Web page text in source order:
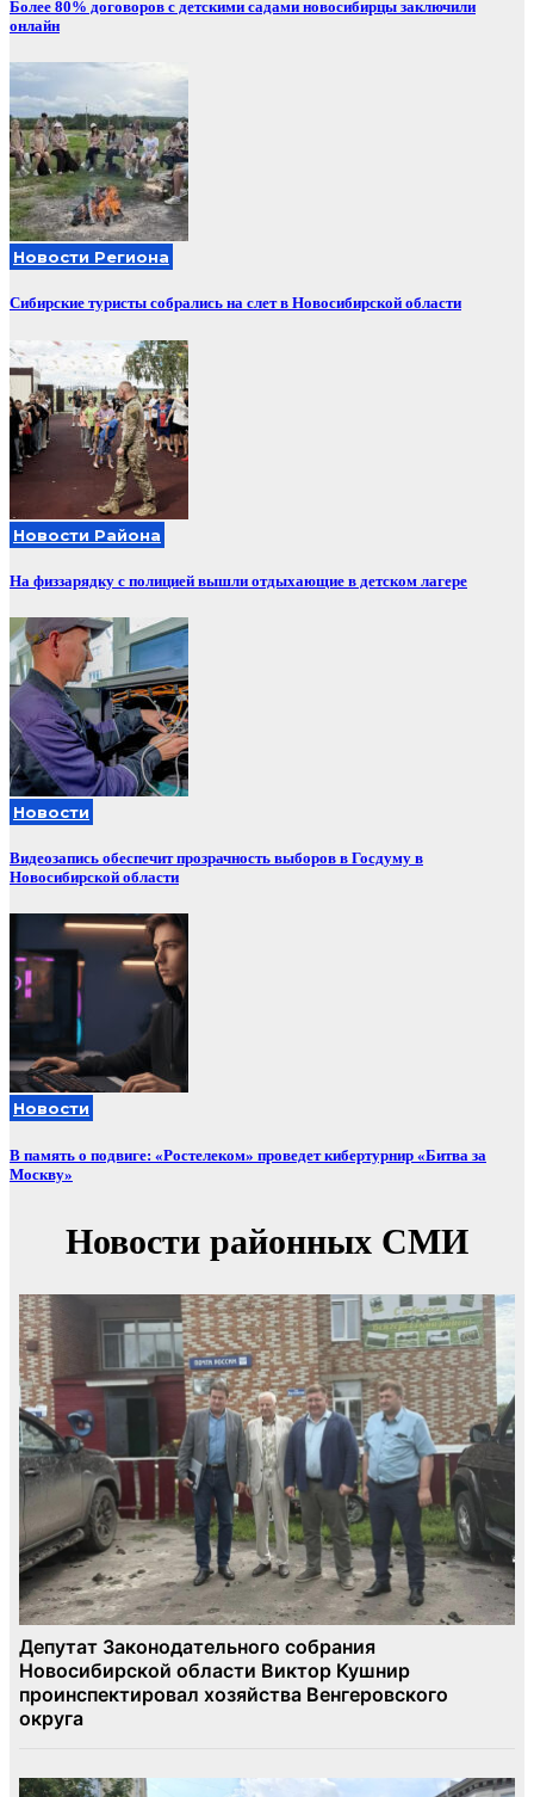
Более 80% договоров с детскими садами новосибирцы заключили
онлайн
Новости Региона
Сибирские туристы собрались на слет в Новосибирской области
Новости Района
На физзарядку с полицией вышли отдыхающие в детском лагере
Новости
Видеозапись обеспечит прозрачность выборов в Госдуму в
Новосибирской области
Новости
В память о подвиге: «Ростелеком» проведет кибертурнир «Битва за
Москву»